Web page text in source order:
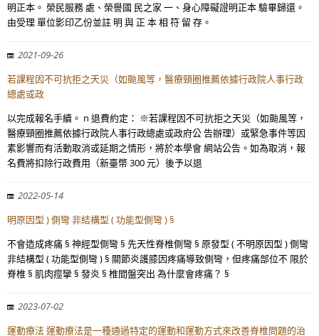
明正本。 榮民服務 處、榮譽國 民之家 一、身心障礙證明正本 驗畢歸還。
由受理 單位影印乙份並註 明 與 正 本 相 符 留 存。
2021-09-26
若課程因不可抗拒之天災（如颱風等，醫療頸圈推薦依據行政院人事行政
總處或政
以完成報名手續。 n 退費約定： ※若課程因不可抗拒之天災（如颱風等，
醫療頸圈推薦依據行政院人事行政總處或政府公 告辦理）或緊急事件等因
素影響而有活動取消或延期之情形，將於本學會 網站公告。如為取消，報
名費將扣除行政費用（新臺幣 300 元）後予以退
2022-05-14
明原因型 ) 側彎 非結構型 ( 功能型側彎 ) §
不會造成疼痛 § 神經型側彎 § 先天性脊椎側彎 § 原發型 ( 不明原因型 ) 側彎
非結構型 ( 功能型側彎 ) § 關節炎護膝因疼痛導致側彎，但疼痛部位不 限於
脊椎 § 肌肉痙攣 § 發炎 § 椎間盤突出 為什麼會疼痛？ §
2023-07-02
運動療法 運動療法是一種通過特定的運動和運動方式來改善脊椎問題的治